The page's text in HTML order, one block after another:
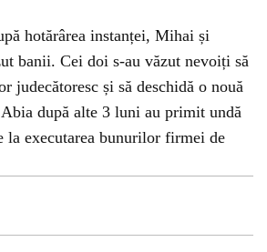
hotărârea instanței, Mihai și
banii. Cei doi s-au văzut nevoiți să
judecătoresc și să deschidă o nouă
după alte 3 luni au primit undă
la executarea bunurilor firmei de